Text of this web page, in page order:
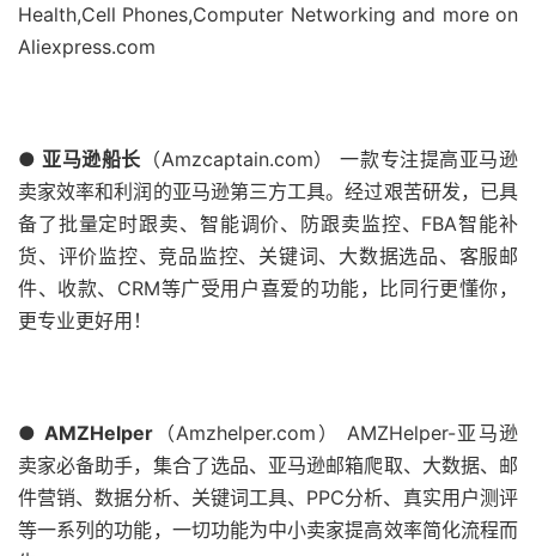
Health,Cell Phones,Computer Networking and more on
Aliexpress.com
● 亚马逊船长 （Amzcaptain.com） 一款专注提高亚马逊
卖家效率和利润的亚马逊第三方工具。经过艰苦研发，已具
备了批量定时跟卖、智能调价、防跟卖监控、FBA智能补
货、评价监控、竞品监控、关键词、大数据选品、客服邮
件、收款、CRM等广受用户喜爱的功能，比同行更懂你，
更专业更好用！
● AMZHelper （Amzhelper.com） AMZHelper-亚马逊
卖家必备助手，集合了选品、亚马逊邮箱爬取、大数据、邮
件营销、数据分析、关键词工具、PPC分析、真实用户测评
等一系列的功能，一切功能为中小卖家提高效率简化流程而